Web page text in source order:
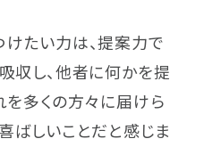
たい力は、提案力で
収し、他者に何かを提
を多くの方々に届けら
ばしいことだと感じま